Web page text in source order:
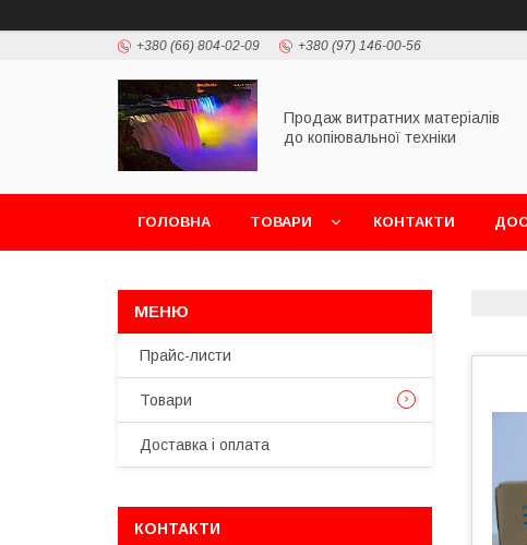
+380 (66) 804-02-09 +380 (97) 146-00-56
Продаж витратних матеріалів
до копіювальної техніки
ГОЛОВНА ТОВАРИ КОНТАКТИ
Прайс-листи
Товари
Доставка і оплата
КОНТАКТИ